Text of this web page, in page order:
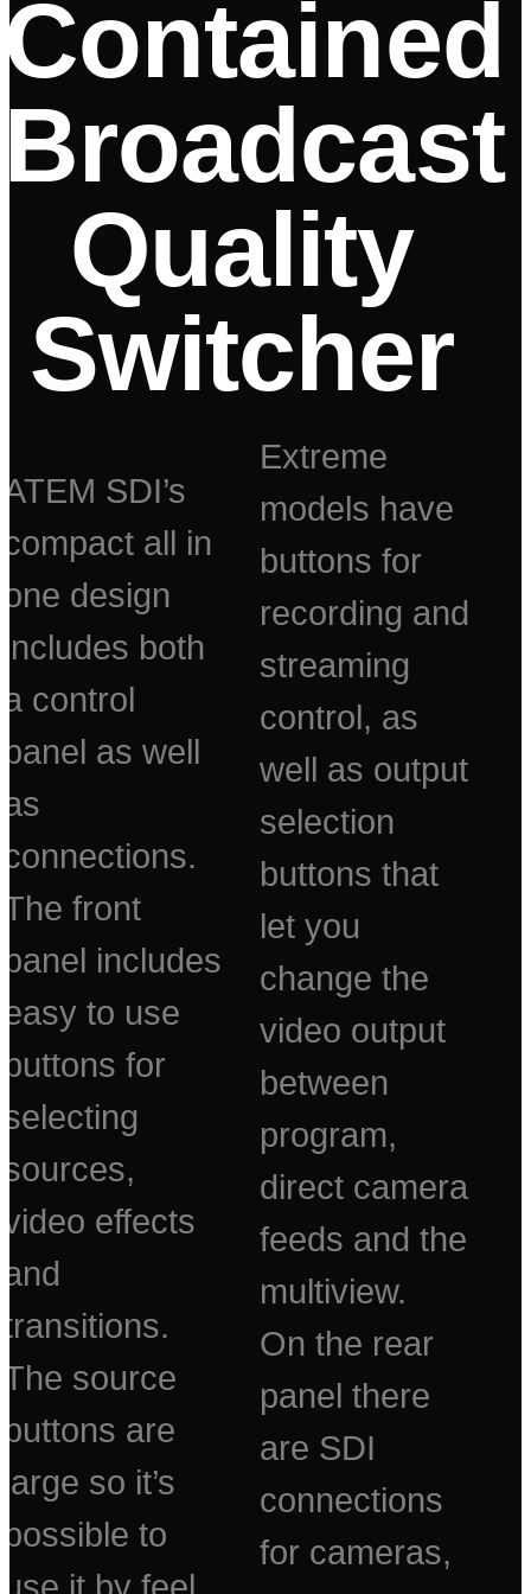
Contained
Broadcast
Quality
Switcher
ATEM SDI’s
compact all in
one design
includes both
a control
panel as well
as
connections.
The front
panel includes
easy to use
buttons for
selecting
sources,
video effects
and
transitions.
The source
buttons are
large so it’s
possible to
use it by feel,
Extreme
models have
buttons for
recording and
streaming
control, as
well as output
selection
buttons that
let you
change the
video output
between
program,
direct camera
feeds and the
multiview.
On the rear
panel there
are SDI
connections
for cameras,